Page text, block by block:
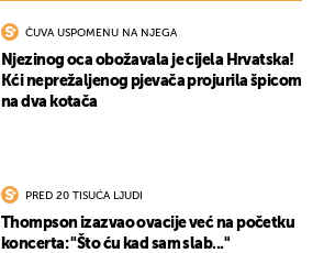
ČUVA USPOMENU NA NJEGA
Njezinog oca obožavala je cijela Hrvatska!
Kći neprežaljenog pjevača projurila špicom
na dva kotača
PRED 20 TISUĆA LJUDI
Thompson izazvao ovacije već na početku
koncerta: "Što ću kad sam slab..."